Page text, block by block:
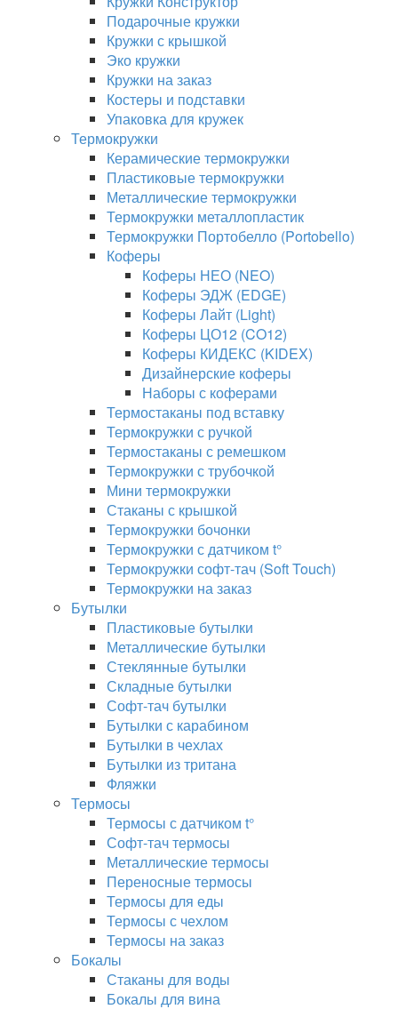
Подарочные кружки
Кружки с крышкой
Эко кружки
Кружки на заказ
Костеры и подставки
Упаковка для кружек
Термокружки
Керамические термокружки
Пластиковые термокружки
Металлические термокружки
Термокружки металлопластик
Термокружки Портобелло (Portobello)
Коферы
Коферы НЕО (NEO)
Коферы ЭДЖ (EDGE)
Коферы Лайт (Light)
Коферы ЦО12 (CO12)
Коферы КИДЕКС (KIDEX)
Дизайнерские коферы
Наборы с коферами
Термостаканы под вставку
Термокружки с ручкой
Термостаканы с ремешком
Термокружки с трубочкой
Мини термокружки
Стаканы с крышкой
Термокружки бочонки
Термокружки с датчиком t°
Термокружки софт-тач (Soft Touch)
Термокружки на заказ
Бутылки
Пластиковые бутылки
Металлические бутылки
Стеклянные бутылки
Складные бутылки
Софт-тач бутылки
Бутылки с карабином
Бутылки в чехлах
Бутылки из тритана
Фляжки
Термосы
Термосы с датчиком t°
Софт-тач термосы
Металлические термосы
Переносные термосы
Термосы для еды
Термосы с чехлом
Термосы на заказ
Бокалы
Стаканы для воды
Бокалы для вина